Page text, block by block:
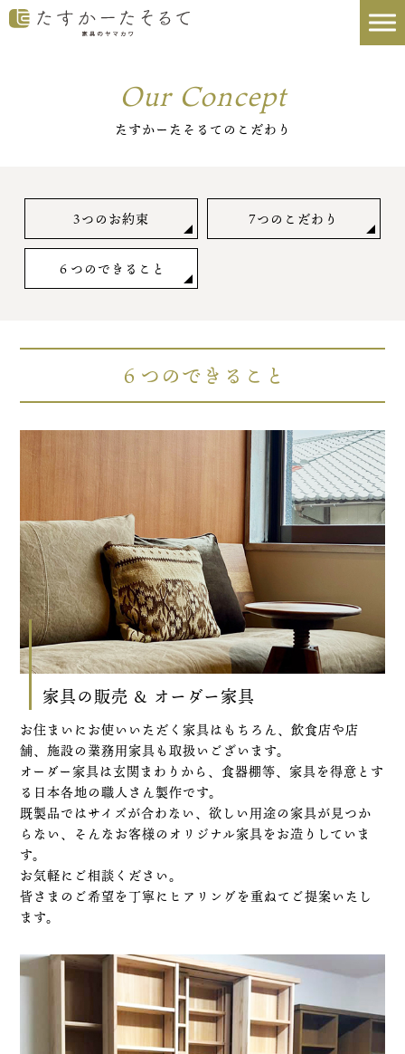
Our Concept
たすかーたそるてのこだわり
3つのお約束 7つのこだわり
６つのできること
６つのできること
家具の販売 & オーダー家具
お住まいにお使いいただく家具はもちろん、飲食店や店
舗、施設の業務用家具も取扱いございます。
オーダー家具は玄関まわりから、食器棚等、家具を得意とす
る日本各地の職人さん製作です。
既製品ではサイズが合わない、欲しい用途の家具が見つか
らない、そんなお客様のオリジナル家具をお造りしていま
す。
お気軽にご相談ください。
皆さまのご希望を丁寧にヒアリングを重ねてご提案いたし
ます。